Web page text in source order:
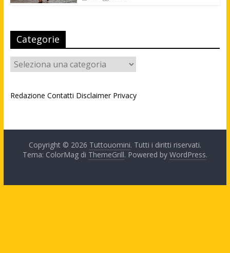
Categorie
Categorie
Redazione Contatti Disclaimer Privacy
Copyright © 2026 Tuttouomini. Tutti i diritti riservati.
Tema: ColorMag di ThemeGrill. Powered by WordPress.